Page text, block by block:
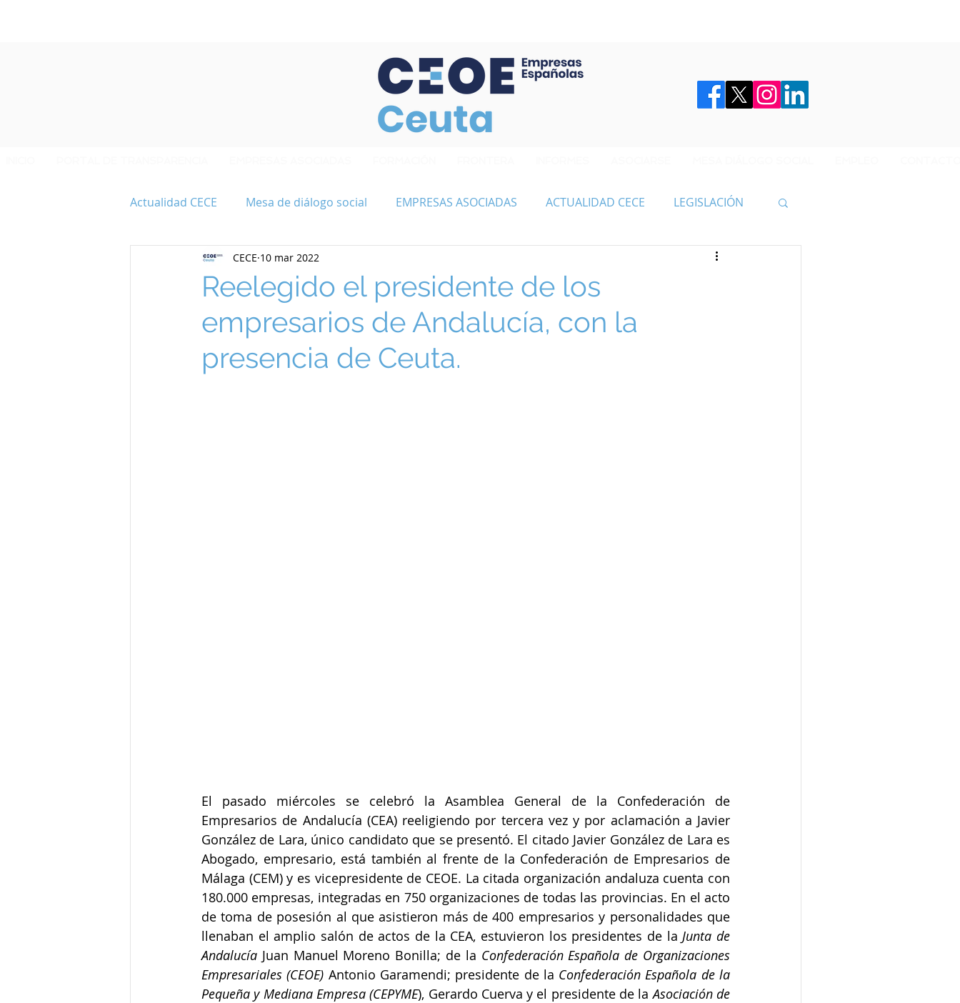
Actualidad CECE Mesa de diálogo social EMPRESAS ASOCIADAS ACTUALIDAD CECE LEGISLACIÓN
40 ANIVERSARIO CECE
Reelegido el presidente de los
empresarios de Andalucía, con la
presencia de Ceuta.
CECE 10 mar 2022
El pasado miércoles se celebró la Asamblea General de la Confederación de
Empresarios de Andalucía (CEA) reeligiendo por tercera vez y por aclamación a Javier
González de Lara, único candidato que se presentó. El citado Javier González de Lara es
Abogado, empresario, está también al frente de la Confederación de Empresarios de
Málaga (CEM) y es vicepresidente de CEOE. La citada organización andaluza cuenta con
180.000 empresas, integradas en 750 organizaciones de todas las provincias. En el acto
de toma de posesión al que asistieron más de 400 empresarios y personalidades que
llenaban el amplio salón de actos de la CEA, estuvieron los presidentes de la Junta de
Andalucía Juan Manuel Moreno Bonilla; de la Confederación Española de Organizaciones
Empresariales (CEOE) Antonio Garamendi; presidente de la Confederación Española de la
Pequeña y Mediana Empresa (CEPYME), Gerardo Cuerva y el presidente de la Asociación de